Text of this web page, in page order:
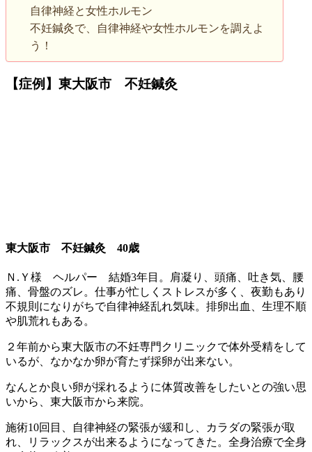
自律神経と女性ホルモン
不妊鍼灸で、自律神経や女性ホルモンを調えよ
う！
【症例】東大阪市 不妊鍼灸
東大阪市 不妊鍼灸 40歳
Ｎ.Ｙ様 ヘルパー 結婚3年目。肩凝り、頭痛、吐き気、腰
痛、骨盤のズレ。仕事が忙しくストレスが多く、夜勤もあり
不規則になりがちで自律神経乱れ気味。排卵出血、生理不順
や肌荒れもある。
２年前から東大阪市の不妊専門クリニックで体外受精をして
いるが、なかなか卵が育たず採卵が出来ない。
なんとか良い卵が採れるように体質改善をしたいとの強い思
いから、東大阪市から来院。
施術10回目、自律神経の緊張が緩和し、カラダの緊張が取
れ、リラックスが出来るようになってきた。 全身治療で全身